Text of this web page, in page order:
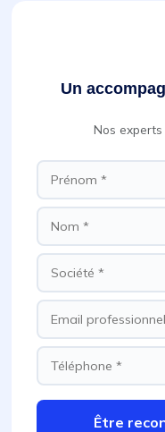
Un
Nos experts
Être